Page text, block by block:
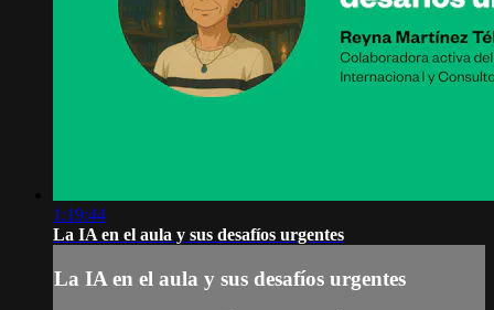
1:19:44
La IA en el aula y sus desafíos urgentes
La IA en el aula y sus desafíos urgentes